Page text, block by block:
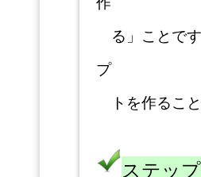
る」ことです
プ
トを作ること
ステッ